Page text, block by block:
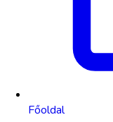
Főoldal